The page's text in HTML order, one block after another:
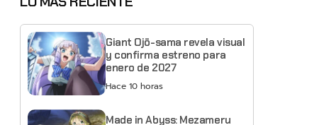
Giant Ojō-sama revela visual
y confirma estreno para
enero de 2027
Hace 10 horas
Made in Abyss: Mezameru